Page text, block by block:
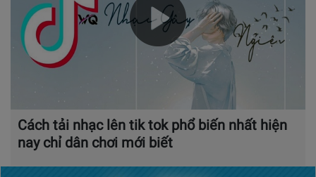
Cách tải nhạc lên tik tok phổ biến nhất hiện
nay chỉ dân chơi mới biết